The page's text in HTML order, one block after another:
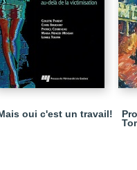
oui c'est un travail!